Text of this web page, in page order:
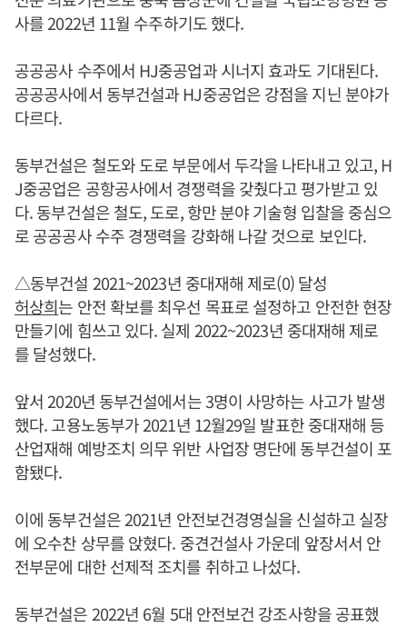
사를 2022년 11월 수주하기도 했다.
공공공사 수주에서 HJ중공업과 시너지 효과도 기대된다.
공공공사에서 동부건설과 HJ중공업은 강점을 지닌 분야가
다르다.
동부건설은 철도와 도로 부문에서 두각을 나타내고 있고, H
J중공업은 공항공사에서 경쟁력을 갖췄다고 평가받고 있
다. 동부건설은 철도, 도로, 항만 분야 기술형 입찰을 중심으
로 공공공사 수주 경쟁력을 강화해 나갈 것으로 보인다.
△동부건설 2021~2023년 중대재해 제로(0) 달성
허상희는 안전 확보를 최우선 목표로 설정하고 안전한 현장
만들기에 힘쓰고 있다. 실제 2022~2023년 중대재해 제로
를 달성했다.
앞서 2020년 동부건설에서는 3명이 사망하는 사고가 발생
했다. 고용노동부가 2021년 12월29일 발표한 중대재해 등
산업재해 예방조치 의무 위반 사업장 명단에 동부건설이 포
함됐다.
이에 동부건설은 2021년 안전보건경영실을 신설하고 실장
에 오수찬 상무를 앉혔다. 중견건설사 가운데 앞장서서 안
전부문에 대한 선제적 조치를 취하고 나섰다.
동부건설은 2022년 6월 5대 안전보건 강조사항을 공표했